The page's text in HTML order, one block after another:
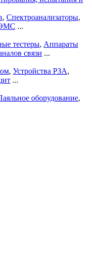
, Спектроанализаторы,
ЭМС ...
тестеры, Аппараты
связи ...
, Устройства РЗА,
...
оборудование,